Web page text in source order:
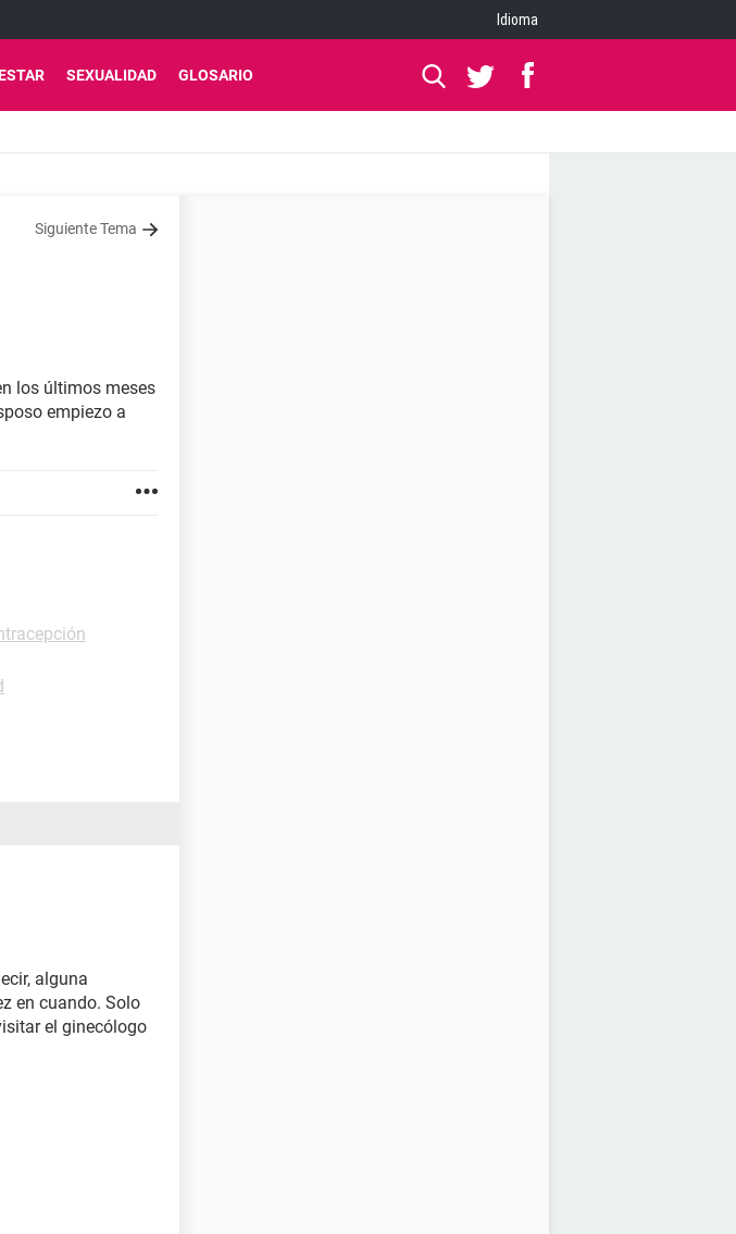
Idioma
SEXUALIDAD GLOSARIO
Siguiente Tema
los últimos meses
empiezo a
alguna
en cuando. Solo
el ginecólogo